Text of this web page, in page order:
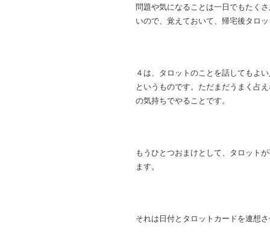
問題や気になることは一日でもたく
いので、覚えておいて、帰宅後タロ
４は、タロットのことを話してもよ
というものです。ただまだうまく占
の気持ちでやることです。
もうひとつおまけとして、タロット
ます。
それは日付とタロットカードを連想